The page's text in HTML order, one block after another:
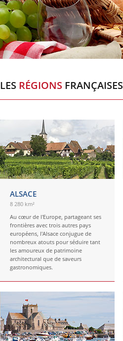
LES RÉGIONS FRANÇAISES
ALSACE
8 280 km²
Au cœur de l'Europe, partageant ses
frontières avec trois autres pays
européens, l'Alsace conjugue de
nombreux atouts pour séduire tant
les amoureux de patrimoine
architectural que de saveurs
gastronomiques.